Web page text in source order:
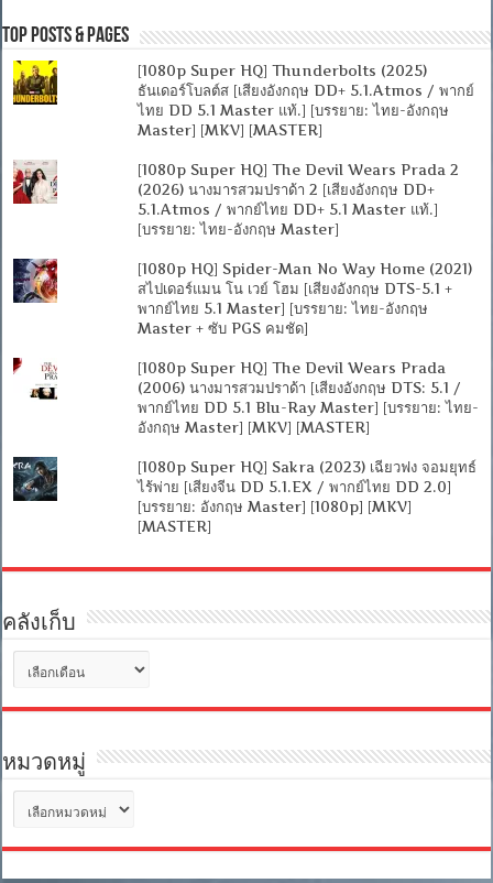
Top Posts & Pages
[1080p Super HQ] Thunderbolts (2025)
ธันเดอร์โบลต์ส [เสียงอังกฤษ DD+ 5.1.Atmos / พากย์
ไทย DD 5.1 Master แท้.] [บรรยาย: ไทย-อังกฤษ
Master] [MKV] [MASTER]
[1080p Super HQ] The Devil Wears Prada 2
(2026) นางมารสวมปราด้า 2 [เสียงอังกฤษ DD+
5.1.Atmos / พากย์ไทย DD+ 5.1 Master แท้.]
[บรรยาย: ไทย-อังกฤษ Master]
[1080p HQ] Spider-Man No Way Home (2021)
สไปเดอร์แมน โน เวย์ โฮม [เสียงอังกฤษ DTS-5.1 +
พากย์ไทย 5.1 Master] [บรรยาย: ไทย-อังกฤษ
Master + ซับ PGS คมชัด]
[1080p Super HQ] The Devil Wears Prada
(2006) นางมารสวมปราด้า [เสียงอังกฤษ DTS: 5.1 /
พากย์ไทย DD 5.1 Blu-Ray Master] [บรรยาย: ไทย-
อังกฤษ Master] [MKV] [MASTER]
[1080p Super HQ] Sakra (2023) เฉียวฟง จอมยุทธ์
ไร้พ่าย [เสียงจีน DD 5.1.EX / พากย์ไทย DD 2.0]
[บรรยาย: อังกฤษ Master] [1080p] [MKV]
[MASTER]
คลังเก็บ
เก็บ
หมวดหมู่
หมู่